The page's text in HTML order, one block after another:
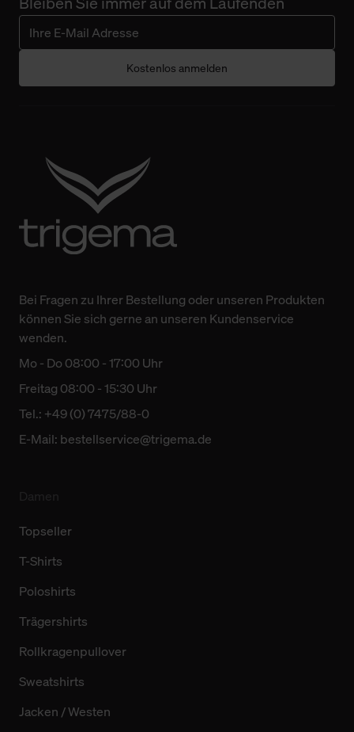
Kostenlos anmelden
Bei Fragen zu Ihrer Bestellung oder unseren Produkten
können Sie sich gerne an unseren Kundenservice
wenden.
Mo - Do 08:00 - 17:00 Uhr
Freitag 08:00 - 15:30 Uhr
Tel.: +49 (0) 7475/88-0
E-Mail: bestellservice@trigema.de
Topseller
T-Shirts
Poloshirts
Trägershirts
Rollkragenpullover
Sweatshirts
Jacken / Westen